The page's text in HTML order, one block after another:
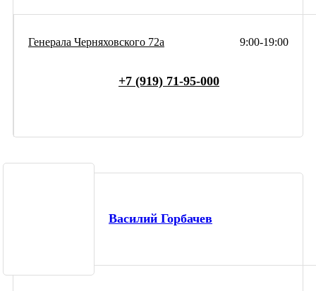
9:00-19:00
Генерала Черняховского 72а
+7 (919) 71-95-000
Василий Горбачев